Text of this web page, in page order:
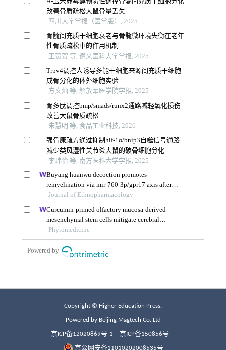
Copyright © Higher Education Press.
Powered by Beijing Magtech Co. Ltd
京ICP备12020869号-1 京ICP备150856号
京公网安备11010202008535号